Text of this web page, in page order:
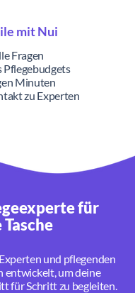
mit Nui​
Fragen
Minuten
zu Experten
für
Tasche
und pflegenden
entwickelt, um deine
für Schritt zu begleiten.